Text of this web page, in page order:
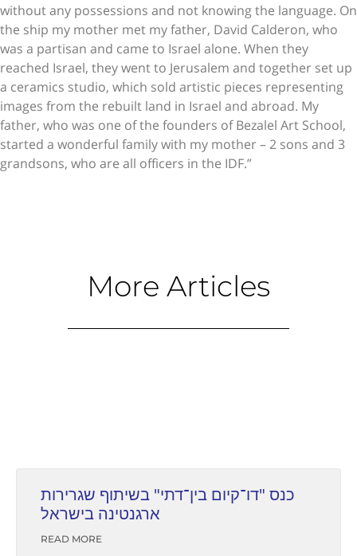
without any possessions and not knowing the language. On
the ship my mother met my father, David Calderon, who
was a partisan and came to Israel alone. When they
reached Israel, they went to Jerusalem and together set up
a ceramics studio, which sold artistic pieces representing
images from the rebuilt land in Israel and abroad. My
father, who was one of the founders of Bezalel Art School,
started a wonderful family with my mother – 2 sons and 3
grandsons, who are all officers in the IDF.”
More Articles
כנס "דו־קיום בין־דתי" בשיתוף שגרירות
ארגנטינה בישראל
READ MORE